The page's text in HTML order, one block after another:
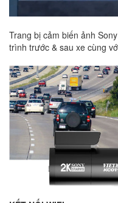
Trang bị cảm biến ảnh
trình trước & sau xe cùng